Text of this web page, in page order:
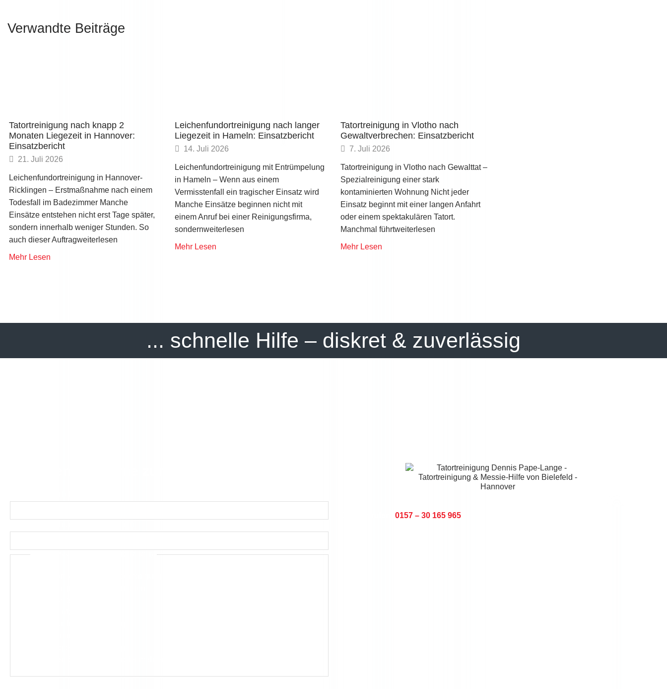
Verwandte Beiträge
Tatortreinigung nach knapp 2
Monaten Liegezeit in Hannover:
Einsatzbericht
21. Juli 2026
Leichenfundortreinigung in Hannover-
Ricklingen – Erstmaßnahme nach einem
Todesfall im Badezimmer Manche
Einsätze entstehen nicht erst Tage später,
sondern innerhalb weniger Stunden. So
auch dieser Auftragweiterlesen
Mehr Lesen
Leichenfundortreinigung nach langer
Liegezeit in Hameln: Einsatzbericht
14. Juli 2026
Leichenfundortreinigung mit Entrümpelung
in Hameln – Wenn aus einem
Vermisstenfall ein tragischer Einsatz wird
Manche Einsätze beginnen nicht mit
einem Anruf bei einer Reinigungsfirma,
sondernweiterlesen
Mehr Lesen
Tatortreinigung in Vlotho nach
Gewaltverbrechen: Einsatzbericht
7. Juli 2026
Tatortreinigung in Vlotho nach Gewalttat –
Spezialreinigung einer stark
kontaminierten Wohnung Nicht jeder
Einsatz beginnt mit einer langen Anfahrt
oder einem spektakulären Tatort.
Manchmal führtweiterlesen
Mehr Lesen
... schnelle Hilfe – diskret & zuverlässig
0157 – 30 165 965